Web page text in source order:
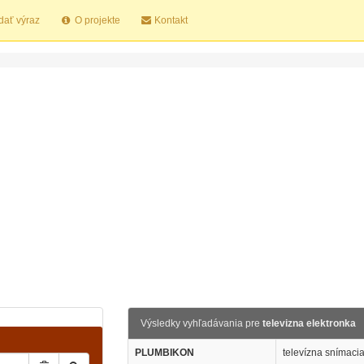
výraz O projekte Kontakt
Výsledky vyhľadávania pre televizna elektronka
PLUMBIKON televízna